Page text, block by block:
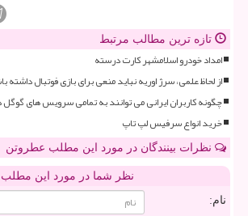
تازه ترین مطالب مرتبط
امداد خودرو اسلامشهر کارت درسته
از لحاظ علمی، سرژ اوریه نباید منعی برای بازی فوتبال داشته
چگونه کاربران ایرانی می توانند به تمامی سرویس های
خرید انواع سرفیس لپ تاپ
نظرات بینندگان در مورد این مطلب عطروتن
نظر شما در مورد این مطلب
نام: